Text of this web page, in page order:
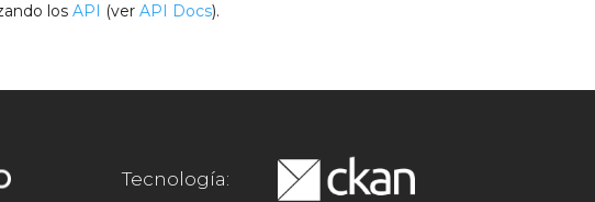
los API (ver API Docs).
Tecnología: